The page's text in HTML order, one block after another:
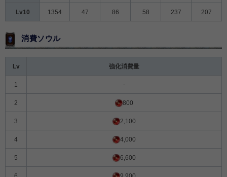
Lv10 1354 47 86 58 237 207
消費ソウル
Lv 強化消費量
1 -
2 800
3 2,100
4 4,000
5 6,600